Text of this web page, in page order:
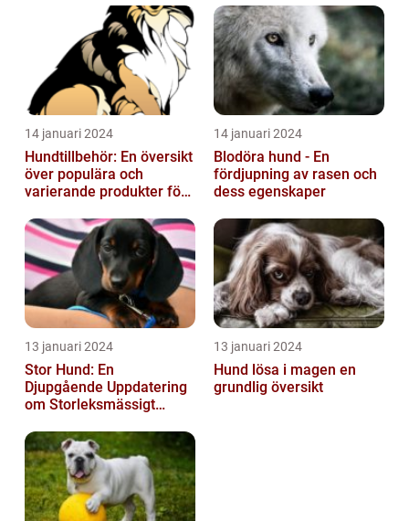
14 januari 2024
Hundtillbehör: En översikt
över populära och
varierande produkter för
14 januari 2024
Blodöra hund - En
fördjupning av rasen och
dess egenskaper
13 januari 2024
Stor Hund: En
Djupgående Uppdatering
om Storleksmässigt
Hundsporter för
Hundälskare
13 januari 2024
Hund lösa i magen en
grundlig översikt